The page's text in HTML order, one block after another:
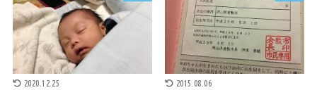
2020.12.25 2015.08.06